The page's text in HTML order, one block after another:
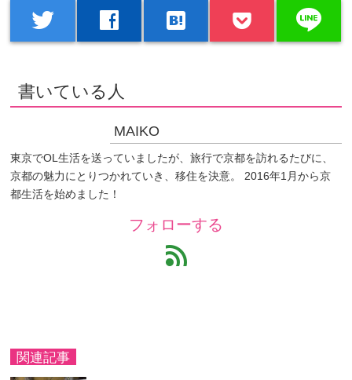
twitter facebook hatenabookmark line
書いている人
MAIKO
東京でOL生活を送っていましたが、旅行で京都を訪れるたびに、
京都の魅力にとりつかれていき、移住を決意。 2016年1月から京
都生活を始めました！
フォローする
feed
関連記事